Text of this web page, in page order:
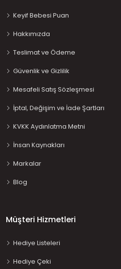
Keyif Bebesi Puan
Hakkımızda
Teslimat ve Ödeme
Güvenlik ve Gizlilik
Mesafeli Satış Sözleşmesi
İptal, Değişim ve İade Şartları
KVKK Aydınlatma Metni
İnsan Kaynakları
Markalar
Blog
Müşteri Hizmetleri
Hediye Listeleri
Hediye Çeki